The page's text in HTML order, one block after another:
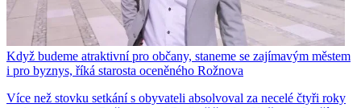
Když budeme atraktivní pro občany, staneme se zajímavým městem
i pro byznys, říká starosta oceněného Rožnova
Více než stovku setkání s obyvateli absolvoval za necelé čtyři roky